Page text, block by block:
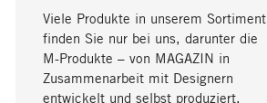
Viele Produkte in unserem Sortiment
finden Sie nur bei uns, darunter die
M-Produkte – von MAGAZIN in
Zusammenarbeit mit Designern
entwickelt und selbst produziert.